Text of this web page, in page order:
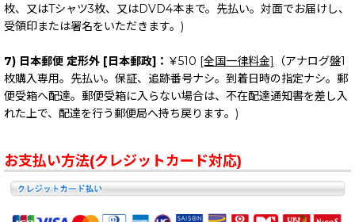
枚、又はTシャツ3枚、又はDVD4本まで。先払い。対面でお届けし、
受領印または署名をいただきます。)
7) 日本郵便 定形外 [日本郵政]： ￥510 [全国一律料金]
（アナログ盤1
枚購入専用。先払い。保証、追跡番号ナシ。到着日時の指定ナシ。郵
便受箱へ配達。郵便受箱に入らない場合は、不在配達通知書を差し入
れた上で、配達を行う郵便局へ持ち戻ります。)
お支払い方法(クレジットカード対応)